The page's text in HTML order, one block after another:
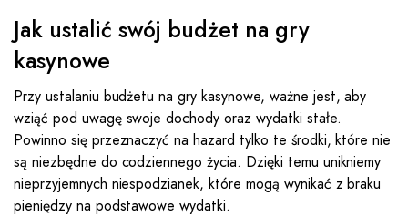
Jak ustalić swój budżet na gry
kasynowe
Przy ustalaniu budżetu na gry kasynowe, ważne jest, aby
wziąć pod uwagę swoje dochody oraz wydatki stałe.
Powinno się przeznaczyć na hazard tylko te środki, które nie
są niezbędne do codziennego życia. Dzięki temu unikniemy
nieprzyjemnych niespodzianek, które mogą wynikać z braku
pieniędzy na podstawowe wydatki.